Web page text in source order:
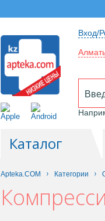
Вход/
Каталог
Apteka.COM Категории